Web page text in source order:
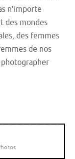
n’importe
des mondes
des femmes
de nos